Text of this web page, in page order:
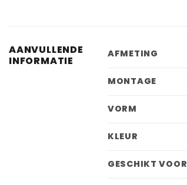
AANVULLENDE
INFORMATIE
AFMETING
MONTAGE
VORM
KLEUR
GESCHIKT VOOR